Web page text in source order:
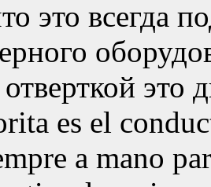
это всегда
это
es el
a mano